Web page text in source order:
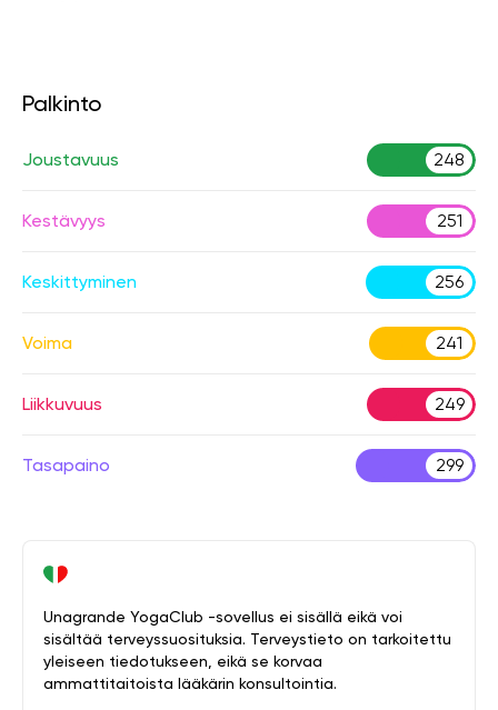
Palkinto
Joustavuus 248
Kestävyys 251
Keskittyminen 256
Voima 241
Liikkuvuus 249
Tasapaino 299
Unagrande YogaClub -sovellus ei sisällä eikä voi
sisältää terveyssuosituksia. Terveystieto on tarkoitettu
yleiseen tiedotukseen, eikä se korvaa
ammattitaitoista lääkärin konsultointia.